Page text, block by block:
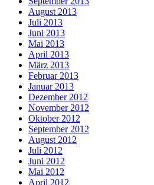
August 2013
Juli 2013
Juni 2013
Mai 2013
April 2013
März 2013
Februar 2013
Januar 2013
Dezember 2012
November 2012
Oktober 2012
September 2012
August 2012
Juli 2012
Juni 2012
Mai 2012
April 2012